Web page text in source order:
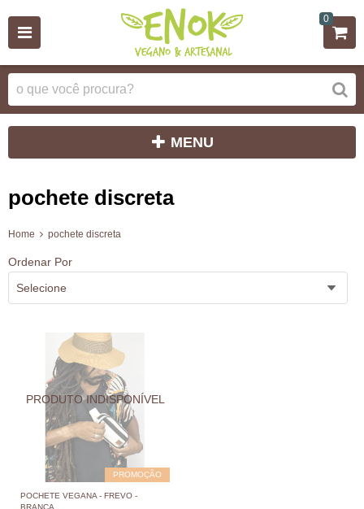
0
MENU
pochete discreta
Home pochete discreta
Ordenar Por
Selecione
PROMOÇÃO
POCHETE VEGANA - FREVO -
BRANCA